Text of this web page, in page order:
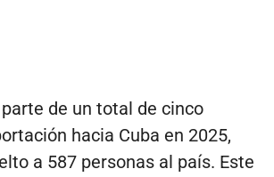
de un total de cinco
hacia Cuba en 2025,
a 587 personas al país. Este